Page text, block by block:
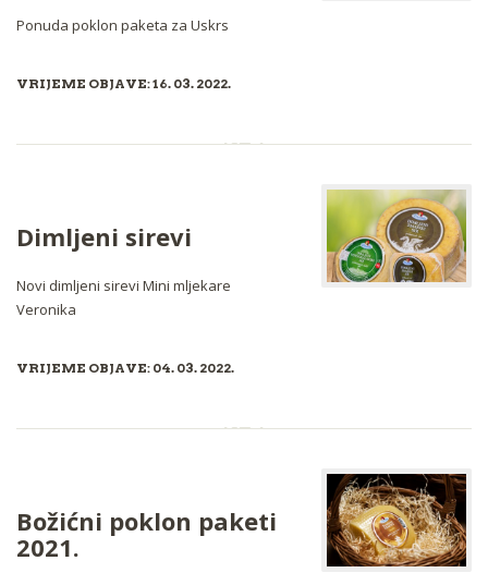
Ponuda poklon paketa za Uskrs
VRIJEME OBJAVE: 16. 03. 2022.
Dimljeni sirevi
Novi dimljeni sirevi Mini mljekare
Veronika
VRIJEME OBJAVE: 04. 03. 2022.
Božićni poklon paketi
2021.